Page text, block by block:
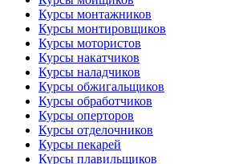
Курсы монтажников
Курсы монтировщиков
Курсы мотористов
Курсы накатчиков
Курсы наладчиков
Курсы обжигальщиков
Курсы обработчиков
Курсы оперторов
Курсы отделочников
Курсы пекарей
Курсы плавильщиков